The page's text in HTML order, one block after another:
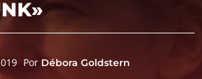
Por Débora Goldstern